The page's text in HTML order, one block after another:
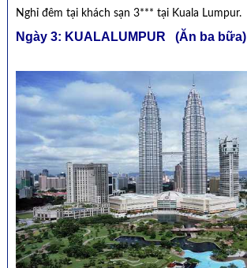
Nghỉ đêm tại khách sạn 3*** tại Kuala Lumpur.
Ngày 3: KUALALUMPUR (Ăn ba bữa)